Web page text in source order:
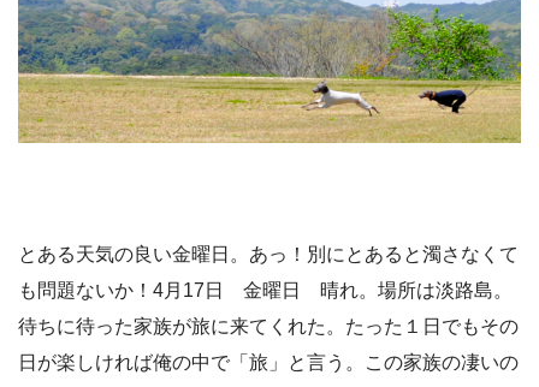
とある天気の良い金曜日。あっ！別にとあると濁さなくて
も問題ないか！4月17日 金曜日 晴れ。場所は淡路島。
待ちに待った家族が旅に来てくれた。たった１日でもその
日が楽しければ俺の中で「旅」と言う。この家族の凄いの